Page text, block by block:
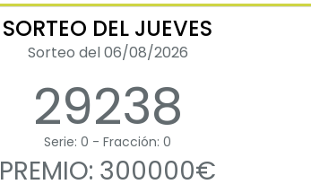
SORTEO DEL JUEVES
Sorteo del 06/08/2026
29238
Serie: 0 - Fracción: 0
PREMIO: 300000€